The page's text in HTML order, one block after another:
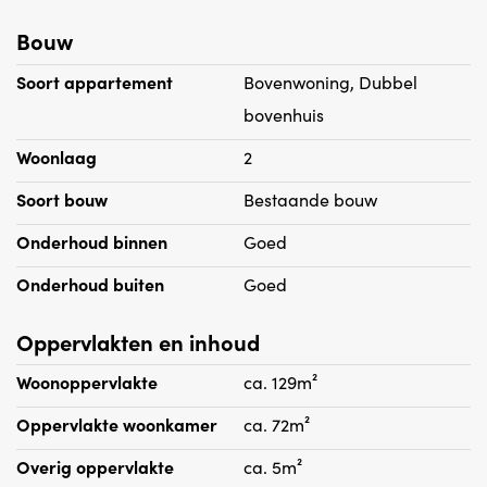
Details:
- Huurprijs exclusief GWL
- Minimale huurperiode 12 maanden
- Houten vloeren en raambedekking.
- Niet geschikt voor woning delers
- Huisdieren zijn niet toegestaan.
Bouw
Soort appartement
Bovenwoning, Dubbel
bovenhuis
Woonlaag
2
Soort bouw
Bestaande bouw
Onderhoud binnen
Goed
Onderhoud buiten
Goed
Oppervlakten en inhoud
Woonoppervlakte
ca. 129m²
Oppervlakte woonkamer
ca. 72m²
Overig oppervlakte
ca. 5m²